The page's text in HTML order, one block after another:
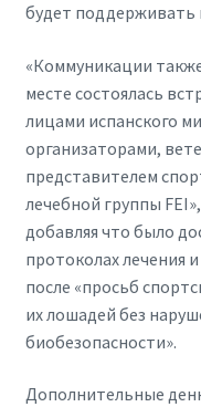
будет поддерживать
«Коммуникации
месте состоялась
лицами испанского
организаторами,
представителем
лечебной группы
добавляя что было
протоколах лечения
после «просьб
их лошадей без
биобезопасности».
Дополнительные